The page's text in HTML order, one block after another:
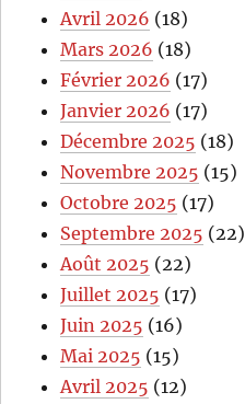
Avril 2026 (18)
Mars 2026 (18)
Février 2026 (17)
Janvier 2026 (17)
Décembre 2025 (18)
Novembre 2025 (15)
Octobre 2025 (17)
Septembre 2025 (22)
Août 2025 (22)
Juillet 2025 (17)
Juin 2025 (16)
Mai 2025 (15)
Avril 2025 (12)